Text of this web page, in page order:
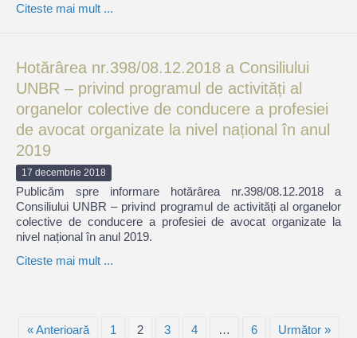
Citeste mai mult ...
Hotărârea nr.398/08.12.2018 a Consiliului
UNBR – privind programul de activități al
organelor colective de conducere a profesiei
de avocat organizate la nivel național în anul
2019
17 decembrie 2018
Publicăm spre informare hotărârea nr.398/08.12.2018 a
Consiliului UNBR – privind programul de activități al organelor
colective de conducere a profesiei de avocat organizate la
nivel național în anul 2019.
Citeste mai mult ...
« Anterioară 1 2 3 4 … 6 Următor »